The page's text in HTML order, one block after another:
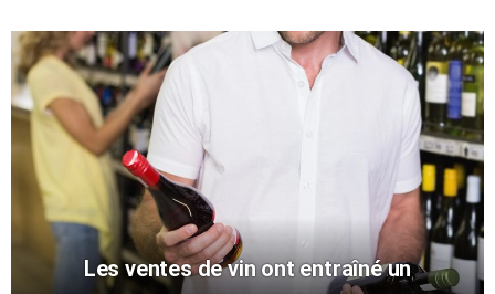
Les ventes de vin ont entraîné un